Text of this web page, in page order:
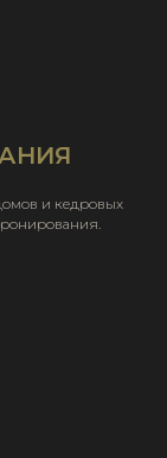
и кедровых